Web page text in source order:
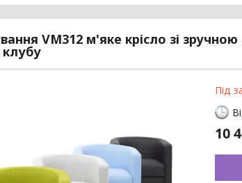
VM312 м'яке крісло зі
клубу
Під
10